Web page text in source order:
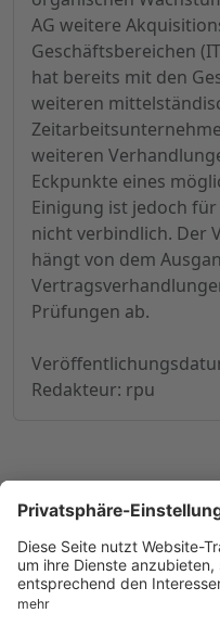
AG weitere
Geschäftsbereichen
hat bereits mit den
weiteren
weiteren
Eckpunkte eines
Einigung ist jedoch
nicht verbindlich. Der
hängt von dem
Prüfungen ab.
Redakteur: rpu
© 1998-2026by GSC
Datenschutz